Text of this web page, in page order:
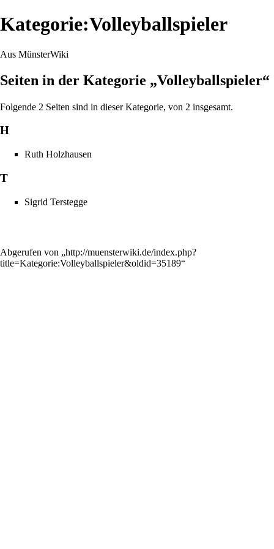
Kategorie:Volleyballspieler
Aus MünsterWiki
Seiten in der Kategorie „Volleyballspieler“
Folgende 2 Seiten sind in dieser Kategorie, von 2 insgesamt.
H
Ruth Holzhausen
T
Sigrid Terstegge
Abgerufen von „http://muensterwiki.de/index.php?
title=Kategorie:Volleyballspieler&oldid=35189“